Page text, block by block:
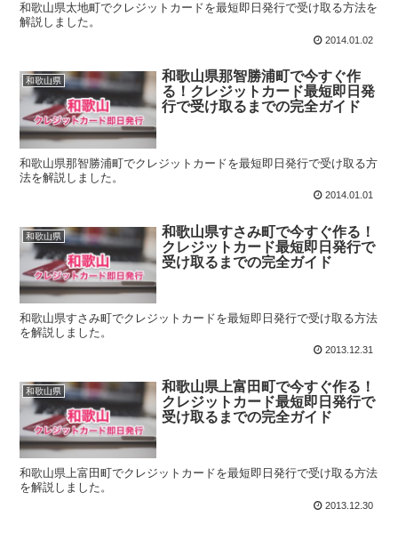
和歌山県太地町でクレジットカードを最短即日発行で受け取る方法を
解説しました。
2014.01.02
和歌山県
和歌山県那智勝浦町で今すぐ作
る！クレジットカード最短即日発
行で受け取るまでの完全ガイド
和歌山県那智勝浦町でクレジットカードを最短即日発行で受け取る方
法を解説しました。
2014.01.01
和歌山県
和歌山県すさみ町で今すぐ作る！
クレジットカード最短即日発行で
受け取るまでの完全ガイド
和歌山県すさみ町でクレジットカードを最短即日発行で受け取る方法
を解説しました。
2013.12.31
和歌山県
和歌山県上富田町で今すぐ作る！
クレジットカード最短即日発行で
受け取るまでの完全ガイド
和歌山県上富田町でクレジットカードを最短即日発行で受け取る方法
を解説しました。
2013.12.30